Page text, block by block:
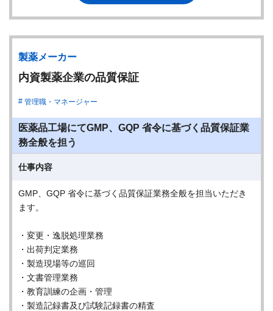
製薬メーカー
内資製薬企業の品質保証
管理職・マネージャー
医薬品工場にてGMP、GQP 省令に基づく品質保証業
務全般を担う
仕事内容
GMP、GQP 省令に基づく品質保証業務全般を担当いただき
ます。
・変更・逸脱処理業務
・出荷判定業務
・製造現場等の巡回
・文書管理業務
・教育訓練の企画・管理
・製造記録書及び試験記録書の精査